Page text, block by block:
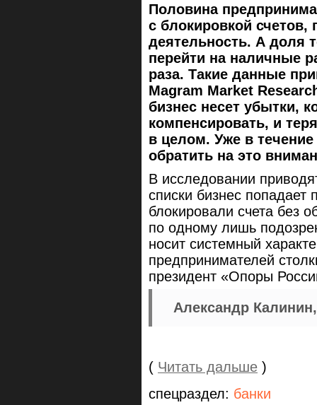
Половина
с блокировкой счетов,
деятельность. А доля
перейти на наличные
раза. Такие данные
Magram Market
бизнес несет убытки,
компенсировать, и
в целом. Уже в
обратить на это
В исследовании
списки бизнес
блокировали счета без
по одному лишь
носит системный
предпринимателей
президент «Опоры
Александр
( Читать дальше )
спецраздел: банки